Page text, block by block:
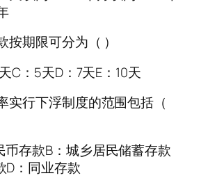
按期限可分为（ ）
C：5天D：7天E：10天
实行下浮制度的范围包括（
币存款B：城乡居民储蓄存款
D：同业存款